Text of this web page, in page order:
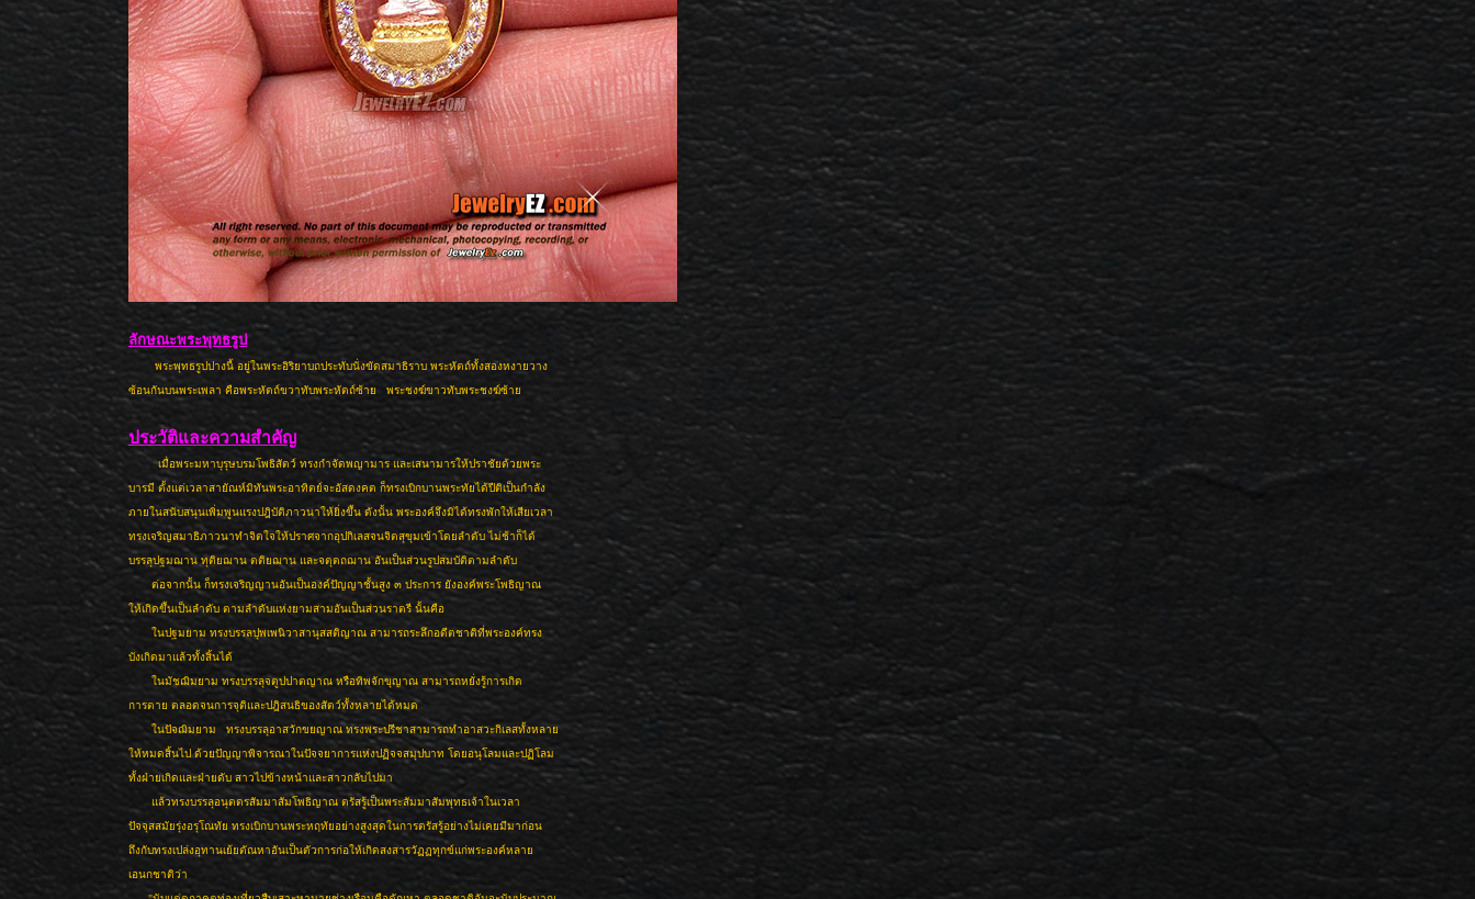
ลักษณะพระพุทธรูป
พระพุทธรูปปางนี้ อยู่ในพระอิริยาบถประทับนั่งขัดสมาธิราบ พระหัตถ์ทั้งสองหงายวาง
ซ้อนกันบนพระเพลา คือพระหัตถ์ขวาทับพระหัตถ์ซ้าย พระชงฆ์ขาวทับพระชงฆ์ซ้าย
ประวัติและความสำคัญ
เมื่อพระมหาบุรุษบรมโพธิสัตว์ ทรงกำจัดพญามาร และเสนามารให้ปราชัยด้วยพระ
บารมี ตั้งแต่เวลาสายัณห์มิทันพระอาทิตย์จะอัสดงคต ก็ทรงเบิกบานพระทัยได้ปีติเป็นกำลัง
ภายในสนับสนุนเพิ่มพูนแรงปฎิบัติภาวนาให้ยิ่งขึ้น ดังนั้น พระองค์จึงมิได้ทรงพักให้เสียเวลา
ทรงเจริญสมาธิภาวนาทำจิตใจให้ปราศจากอุปกิเลสจนจิตสุขุมเข้าโดยลำดับ ไม่ช้าก็ได้
บรรลุปฐมฌาน ทุติยฌาน ตติยฌาน และจตุตถฌาน อันเป็นส่วนรูปสมบัติตามลำดับ
ต่อจากนั้น ก็ทรงเจริญญานอันเป็นองค์ปัญญาชั้นสูง ๓ ประการ ยังองค์พระโพธิญาณ
ให้เกิดขึ้นเป็นลำดับ ตามลำดับแห่งยามสามอันเป็นส่วนราตรี นั้นคือ
ในปฐมยาม ทรงบรรลปุพเพนิวาสานุสสติญาณ สามารถระลึกอดีตชาติที่พระองค์ทรง
บังเกิดมาแล้วทั้งสิ้นได้
ในมัชฌิมยาม ทรงบรรลุจตูปปาตญาณ หรือทิพจักขุญาณ สามารถหยั่งรู้การเกิด
การตาย ตลอดจนการจุติและปฎิสนธิของสัตว์ทั้งหลายได้หมด
ในปัจฌิมยาม ทรงบรรลุอาสวักขยญาณ ทรงพระปรีชาสามารถทำอาสวะกิเลสทั้งหลาย
ให้หมดสิ้นไป ด้วยปัญญาพิจารณาในปัจจยาการแห่งปฏิจจสมุปบาท โดยอนุโลมและปฏิโลม
ทั้งฝ่ายเกิดและฝ่ายดับ สาวไปข้างหน้าและสาวกลับไปมา
แล้วทรงบรรลุอนุตตรสัมมาสัมโพธิญาณ ตรัสรู้เป็นพระสัมมาสัมพุทธเจ้าในเวลา
ปัจจุสสมัยรุ่งอรุโณทัย ทรงเบิกบานพระหฤทัยอย่างสูงสุดในการตรัสรู้อย่างไม่เคยมีมาก่อน
ถึงกับทรงเปล่งอุทานเย้ยตัณหาอันเป็นตัวการก่อให้เกิดสงสารวัฏฏทุกข์แก่พระองค์หลาย
เอนกชาติว่า